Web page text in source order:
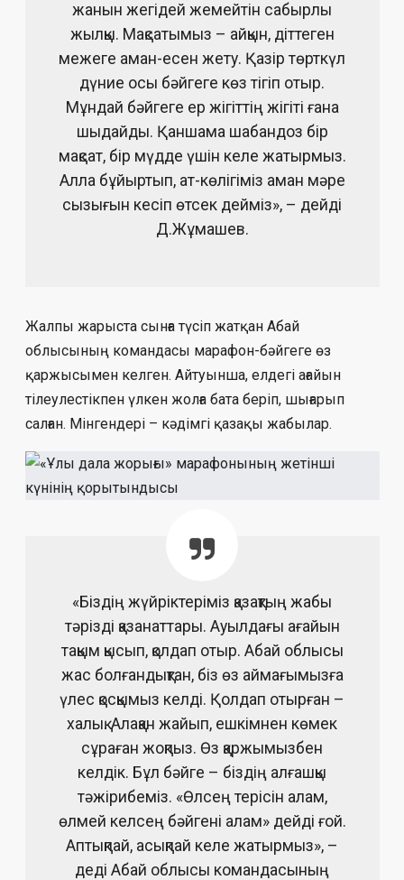
жанын жегідей жемейтін сабырлы
жылқы. Мақсатымыз – айқын, діттеген
межеге аман-есен жету. Қазір төрткүл
дүние осы бәйгеге көз тігіп отыр.
Мұндай бәйгеге ер жігіттің жігіті ғана
шыдайды. Қаншама шабандоз бір
мақсат, бір мүдде үшін келе жатырмыз.
Алла бұйыртып, ат-көлігіміз аман мәре
сызығын кесіп өтсек дейміз», – дейді
Д.Жұмашев.
Жалпы жарыста сынға түсіп жатқан Абай
облысының командасы марафон-бәйгеге өз
қаржысымен келген. Айтуынша, елдегі ағайын
тілеулестікпен үлкен жолға бата беріп, шығарып
салған. Мінгендері – кәдімгі қазақы жабылар.
«Біздің жүйріктеріміз қазақтың жабы
тәрізді қазанаттары. Ауылдағы ағайын
тақым қысып, қолдап отыр. Абай облысы
жас болғандықтан, біз өз аймағымызға
үлес қосқымыз келді. Қолдап отырған –
халық. Алақан жайып, ешкімнен көмек
сұраған жоқпыз. Өз қаржымызбен
келдік. Бұл бәйге – біздің алғашқы
тәжірибеміз. «Өлсең терісін алам,
өлмей келсең бәйгені алам» дейді ғой.
Аптықпай, асықпай келе жатырмыз», –
деді Абай облысы командасының